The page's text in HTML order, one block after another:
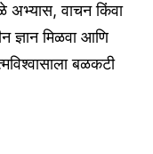
अभ्यास, वाचन किंवा
ज्ञान मिळवा आणि
बळकटी